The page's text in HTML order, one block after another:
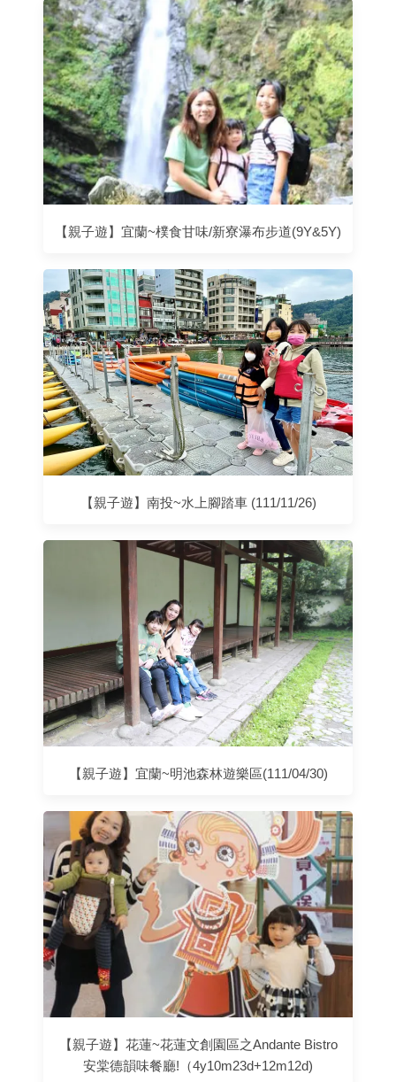
【親子遊】宜蘭~樸食甘味/新寮瀑布步道(9Y&5Y)
【親子遊】南投~水上腳踏車 (111/11/26)
【親子遊】宜蘭~明池森林遊樂區(111/04/30)
【親子遊】花蓮~花蓮文創園區之Andante Bistro
安棠德韻味餐廳!（4y10m23d+12m12d)